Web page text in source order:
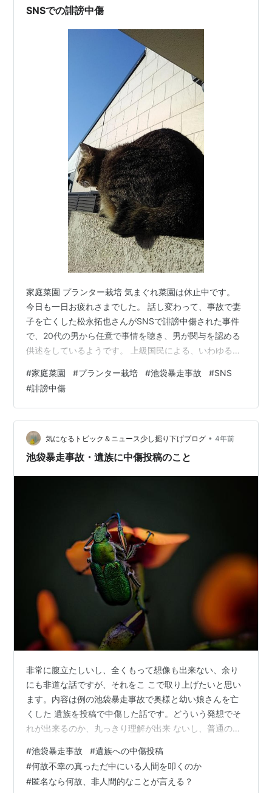
けられ、禁固刑が確定しました。 あれから3…
SNSでの誹謗中傷
家庭菜園 プランター栽培 気まぐれ菜園は休止中です。
今日も一日お疲れさまでした。 話し変わって、事故で妻
子を亡くした松永拓也さんがSNSで誹謗中傷された事件
で、20代の男から任意で事情を聴き、男が関与を認める
供述をしているようです。 上級国民による、いわゆる池
が、池袋でプリウスミサイルにより母子11人が死傷させ
た事故です。 最後の最後までプリウスの経年劣化による
ブレーキの不具合として言い逃れをしていました。 結局
はブレーキとアクセルの踏み間違いを認めましたけ
ど…。 思い出すだけでも腹立たしい事故、いやいや殺人
事件ですι(｀ロ´)ノ この事故…
#家庭菜園 #プランター栽培 #池袋暴走事故 #SNS
#誹謗中傷
気になるトピック＆ニュース少し掘り下げブログ • 4年前
池袋暴走事故・遺族に中傷投稿のこと
非常に腹立たしいし、全くもって想像も出来ない、余り
にも非道な話ですが、それをこ こで取り上げたいと思い
ます。内容は例の池袋暴走事故で奥様と幼い娘さんを亡
くした 遺族を投稿で中傷した話です。どういう発想でそ
れが出来るのか、丸っきり理解が出来 ないし、普通の感
ている男性を 非難なんて出来るわけがない。もっと突っ
込んで言えば、そんな弱ってる方を非難等出 来てしまう
人間性が自分はまるっきり理解出来ない。お馬鹿で粗野
#池袋暴走事故 #遺族への中傷投稿
#何故不幸の真っただ中にいる人間を叩くのか
#匿名なら何故、非人間的なことが言える？